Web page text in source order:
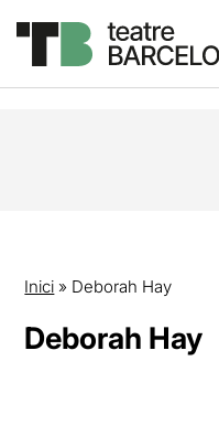
Inici » Deborah Hay
Deborah Hay